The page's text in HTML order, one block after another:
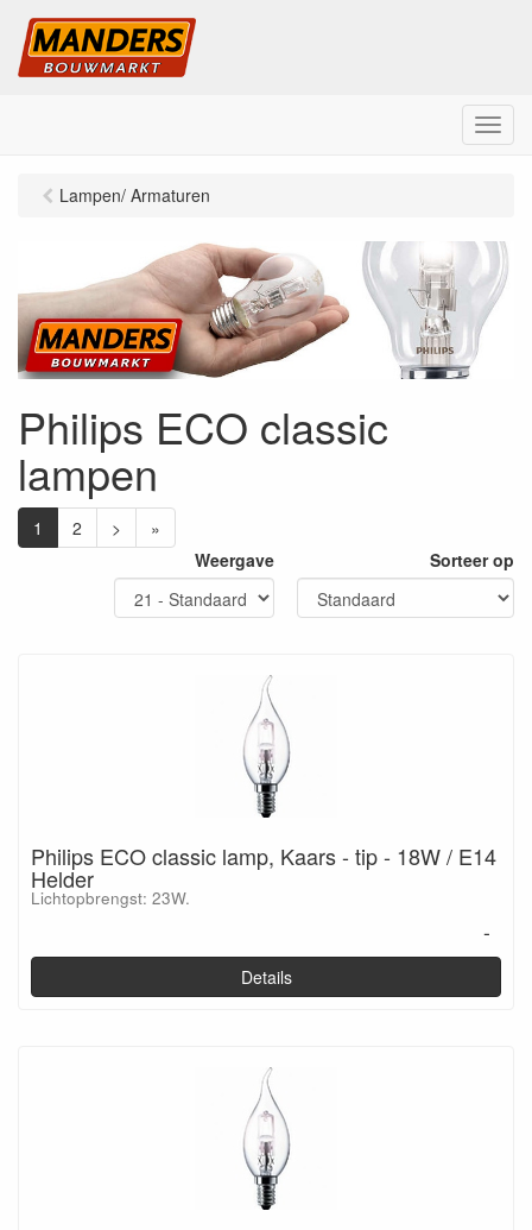
M
e
Lampen/ Armaturen
Philips ECO classic
lampen
1 2 >
»
Weergave
Sorteer op
Philips ECO classic lamp, Kaars - tip - 18W / E14
Helder
Lichtopbrengst: 23W.
-
Details